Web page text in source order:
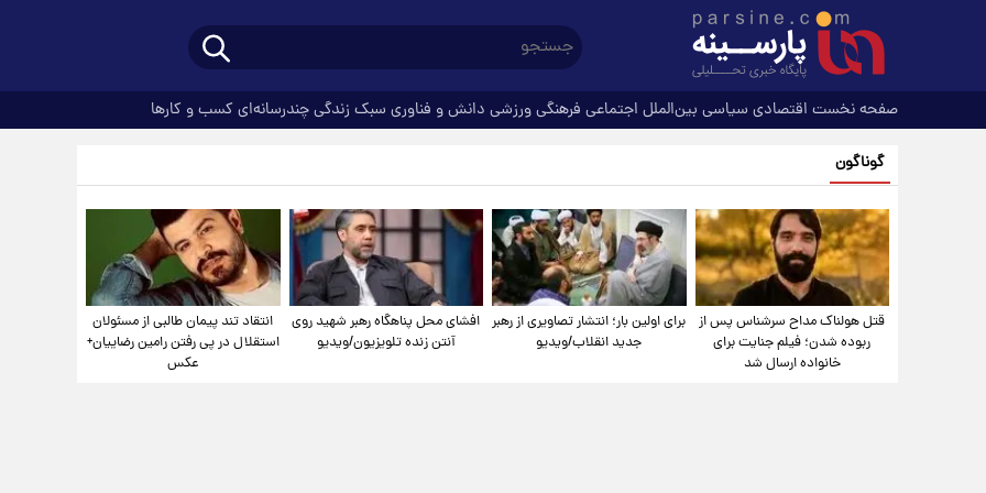
صفحه نخست اقتصادی سیاسی بین‌الملل اجتماعی فرهنگیورزشی دانش و فناوری سبک زندگیچندرسانه‌ای کسب و کارها
گوناگون
قتل هولناک مداح سرشناس پس از
ربوده شدن؛ فیلم جنایت برای
خانواده ارسال شد
برای اولین بار؛ انتشار تصاویری از رهبر
جدید انقلاب/ویدیو
افشای محل پناهگاه‌ رهبر شهید روی
آنتن زنده تلویزیون/ویدیو
انتقاد تند پیمان طالبی از مسئولان
استقلال در پی رفتن رامین رضاییان+
عکس